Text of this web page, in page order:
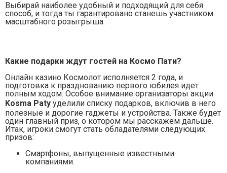
Выбирай наиболее удобный и подходящий для себя
способ, и тогда ты гарантировано станешь участником
масштабного розыгрыша.
Какие подарки ждут гостей на Космо Пати?
Онлайн казино Космолот исполняется 2 года, и
подготовка к празднованию первого юбилея идет
полным ходом. Особое внимание организаторы акции
Kosma Paty уделили списку подарков, включив в него
полезные и дорогие гаджеты и устройства. Также будет
один главный приз, о котором мы расскажем дальше.
Итак, игроки смогут стать обладателями следующих
призов:
Смартфоны, выпущенные известными
компаниями.